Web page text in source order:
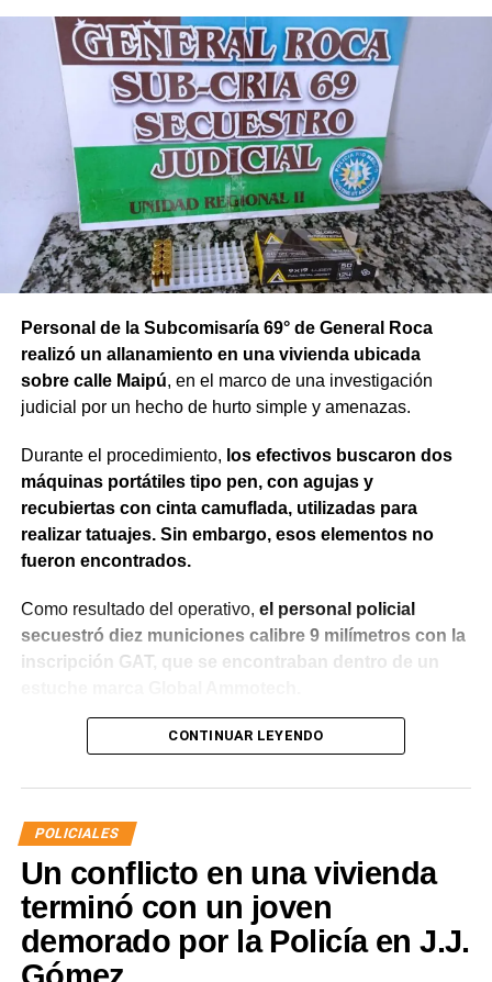
Personal de la Subcomisaría 69° de General Roca
realizó un allanamiento en una vivienda ubicada
sobre calle Maipú, en el marco de una investigación
judicial por un hecho de hurto simple y amenazas.
Durante el procedimiento, los efectivos buscaron dos
máquinas portátiles tipo pen, con agujas y
recubiertas con cinta camuflada, utilizadas para
realizar tatuajes. Sin embargo, esos elementos no
fueron encontrados.
Como resultado del operativo, el personal policial
secuestró diez municiones calibre 9 milímetros con la
inscripción GAT, que se encontraban dentro de un
Tras el hallazgo, se dio intervención a la Fiscalía N° 6,
calidad de secuestro y queden a disposición de la
CONTINUAR LEYENDO
POLICIALES
Un conflicto en una vivienda
terminó con un joven
demorado por la Policía en J.J.